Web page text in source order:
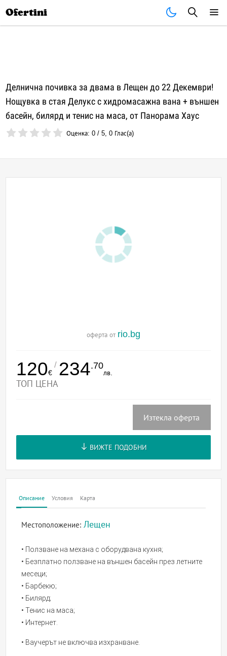
Ofertini
Делнична почивка за двама в Лещен до 22 Декември!
Нощувка в стая Делукс с хидромасажна вана + външен
басейн, билярд и тенис на маса, от Панорама Хаус
Оценка:0 /5,0 Глас(а)
оферта от rio.bg
120€
/ 234.70
лв.
ТОП ЦЕНА
Изтекла оферта
ВИЖТЕ ПОДОБНИ
Описание Условия Карта
Местоположение: Лещен
• Ползване на механа с оборудвана кухня;
• Безплатно ползване на външен басейн през летните
месеци;
• Барбекю;
• Билярд;
• Тенис на маса;
• Интернет.
• Ваучерът не включва изхранване.